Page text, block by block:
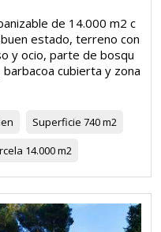
de 14.000 m2 c
estado, terreno con
y ocio, parte de bosqu
cubierta y zona
Superficie 740 m2
14.000 m2